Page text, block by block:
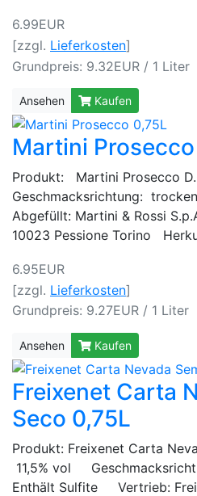
6.99EUR
[zzgl. Lieferkosten]
Grundpreis: 9.32EUR / 1 Liter
Ansehen Kaufen
Martini
Produkt: Martini Prosecco
Geschmacksrichtung:
Abgefüllt: Martini & Rossi
10023 Pessione Torino
6.95EUR
[zzgl. Lieferkosten]
Grundpreis: 9.27EUR / 1 Liter
Ansehen Kaufen
Freixenet Carta
Seco 0,75L
Produkt: Freixenet Carta
11,5% vol
Enthält Sulfite Vertrieb: